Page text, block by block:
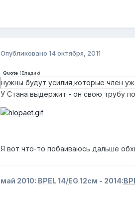
Опубликовано 14 октября, 2011
Quote (Владик)
нужны будут усилия,которые член
У Стана выдержит - он свою трубу
Я вот что-то побаиваюсь дальше
май 2010: BPEL14/EG 12см - 2014: